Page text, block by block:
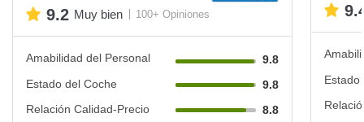
9.2 Muy bien 100+ Opiniones
Amabilidad del Personal
9.8
Estado del Coche
9.8
Relación Calidad-Precio
8.8
Estado